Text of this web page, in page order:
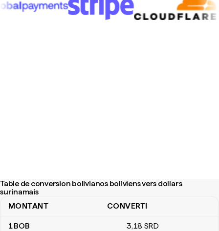
Table de conversion bolivianos boliviens vers dollars
surinamais
Table de conversion bolivianos boliviens vers dollars surinamais
MONTANT CONVERTI
1BOB 3,18 SRD